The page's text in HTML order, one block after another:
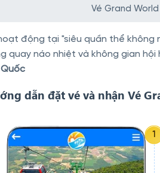
Vé Grand
động tại "siêu quần thể không
quay náo nhiệt và không gian
Quốc
dẫn đặt vé và nhận Vé
1